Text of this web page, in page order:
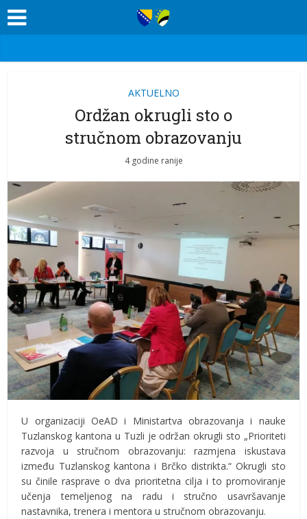
AKTUELNO
Ordžan okrugli sto o
stručnom obrazovanju
4 godine ranije
U organizaciji OeAD i Ministartva obrazovanja i nauke
Tuzlanskog kantona u Tuzli je održan okrugli sto „Prioriteti
razvoja u stručnom obrazovanju: razmjena iskustava
između Tuzlanskog kantona i Brčko distrikta.“ Okrugli sto
su činile rasprave o dva prioritetna cilja i to promoviranje
učenja temeljenog na radu i stručno usavršavanje
nastavnika, trenera i mentora u stručnom obrazovanju.